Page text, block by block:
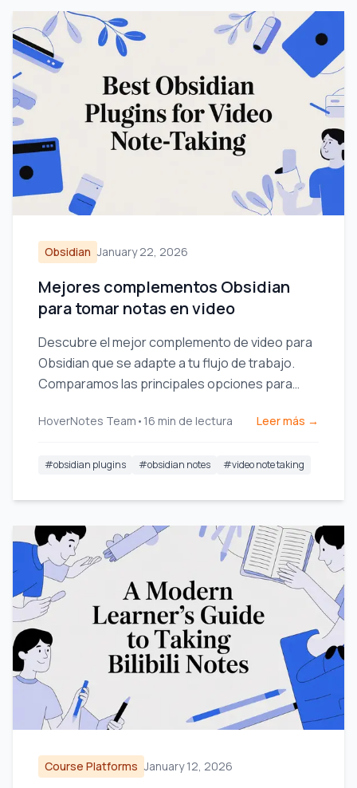
Obsidian January 22, 2026
Mejores complementos Obsidian
para tomar notas en video
Descubre el mejor complemento de video para
Obsidian que se adapte a tu flujo de trabajo.
Comparamos las principales opciones para
YouTube, Udemy y videos locales.
HoverNotes Team • 16 min de lectura Leer más →
#obsidian plugins #obsidian notes #video note taking
Course Platforms January 12, 2026